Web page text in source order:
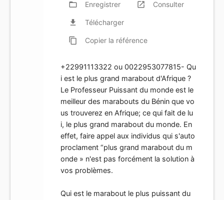
folder_open Enregistrer launch Consulter
file_download Télécharger
content_copy Copier la référence
+22991113322 ou 0022953077815- Qu
i est le plus grand marabout d'Afrique ?
Le Professeur Puissant du monde est le
meilleur des marabouts du Bénin que vo
us trouverez en Afrique; ce qui fait de lu
i, le plus grand marabout du monde. En
effet, faire appel aux individus qui s'auto
proclament “plus grand marabout du m
onde » n'est pas forcément la solution à
vos problèmes.
Qui est le marabout le plus puissant du